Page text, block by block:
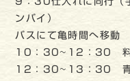
ンバイ）
バスにて亀時間へ移動
10：30~12：30 料
12：30~13：30 青